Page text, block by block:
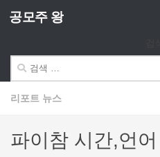
Skip to content
공모주 왕
색:
리포트 뉴스
파이참 시간,언